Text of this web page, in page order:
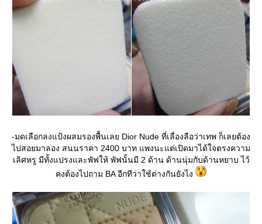
-มดเลือกลงแป้งผสมรองพื้นเลย Dior Nude ที่เลื่องลือว่าเทพ ก็เลยต้อง
ไปสอยมาลอง สนนราคา 2400 บาท แพงนะแต่เปิดมาได้ใจตรงความ
เลิศหรู มีทั้งแปรงและพัฟให้ พัฟนั้นมี 2 ด้าน ด้านนุ่มกับด้านหยาบ ไว้
คงต้องไปถาม BA อีกทีว่าใช้ต่างกันยังไง